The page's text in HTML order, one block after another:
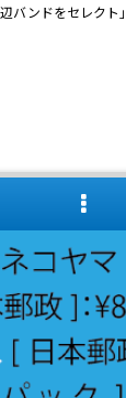
ンドをセレクト」